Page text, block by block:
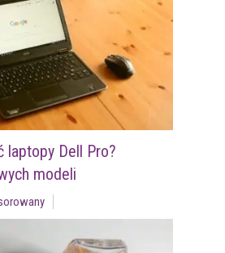
laptopy Dell Pro?
modeli